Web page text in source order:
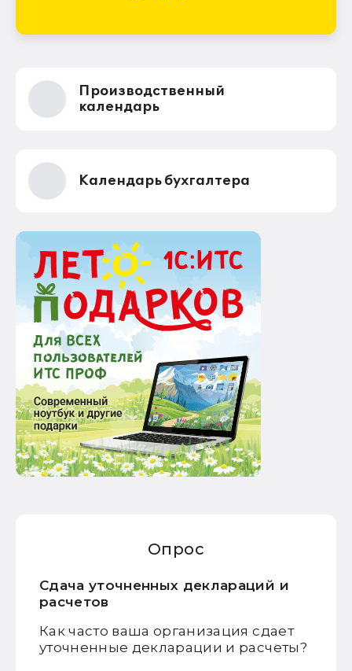
Производственный
календарь
Календарь бухгалтера
Опрос
Сдача уточненных деклараций и
расчетов
Как часто ваша организация сдает
уточненные декларации и расчеты?